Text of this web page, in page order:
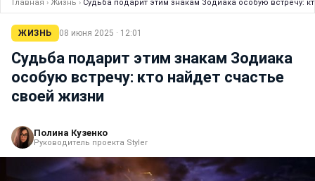
Главная › Жизнь › Судьба подарит этим знакам Зодиака особую встречу:
ЖИЗНЬ 08 июня 2025 · 12:01
Судьба подарит этим знакам Зодиака
особую встречу: кто найдет счастье
своей жизни
Полина Кузенко
Руководитель проекта Styler